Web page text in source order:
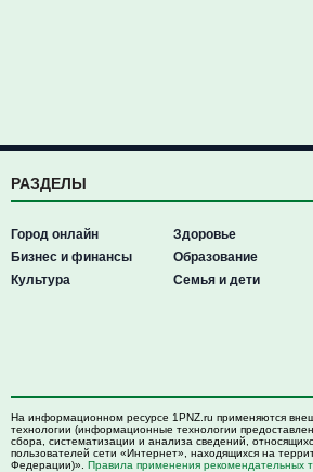
РАЗДЕЛЫ
Город онлайн
Бизнес и финансы
Культура
Здоровье
Образование
Семья и дети
На информационном ресурсе 1PNZ.ru применяются
технологии (информационные технологии
сбора, систематизации и анализа сведений,
пользователей сети «Интернет», находящихся на
Федерации)». Правила применения рекомендательных